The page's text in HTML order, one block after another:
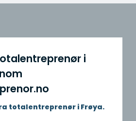
i
totalentreprenør i Frøya.